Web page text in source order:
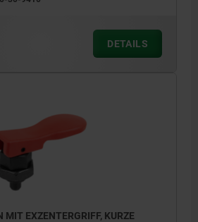
DETAILS
MIT EXZENTERGRIFF, KURZE